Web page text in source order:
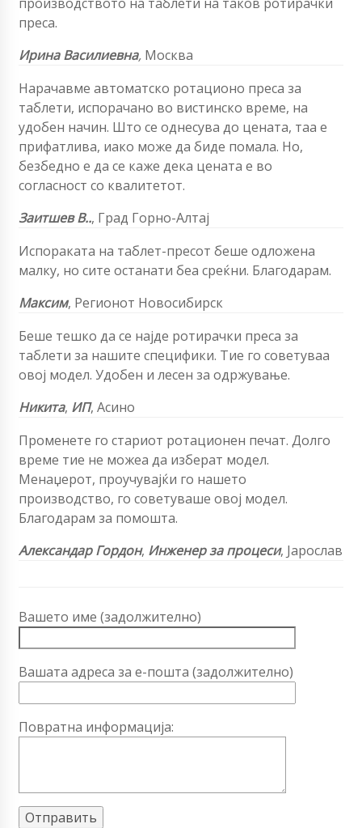
преса.
Ирина Василиевна, Москва
Нарачавме автоматско ротационо преса за
таблети, испорачано во вистинско време, на
удобен начин. Што се однесува до цената, таа е
прифатлива, иако може да биде помала. Но,
безбедно е да се каже дека цената е во
согласност со квалитетот.
Заитшев В.., Град Горно-Алтај
Испораката на таблет-пресот беше одложена
малку, но сите останати беа среќни. Благодарам.
Максим, Регионот Новосибирск
Беше тешко да се најде ротирачки преса за
таблети за нашите специфики. Тие го советуваа
овој модел. Удобен и лесен за одржување.
Никита, ИП, Асино
Променете го стариот ротационен печат. Долго
време тие не можеа да изберат модел.
Менаџерот, проучувајќи го нашето
производство, го советуваше овој модел.
Благодарам за помошта.
Александар Гордон, Инженер за процеси, Јарослав
Вашето име (задолжително)
Вашата адреса за е-пошта (задолжително)
Повратна информација: